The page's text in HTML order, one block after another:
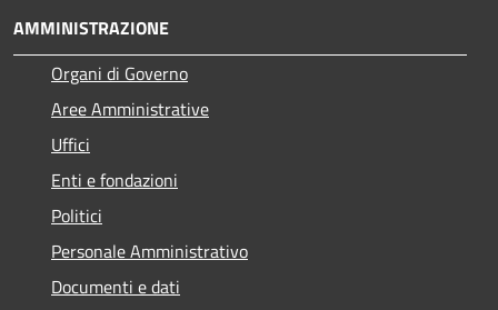
AMMINISTRAZIONE
Organi di Governo
Aree Amministrative
Uffici
Enti e fondazioni
Politici
Personale Amministrativo
Documenti e dati